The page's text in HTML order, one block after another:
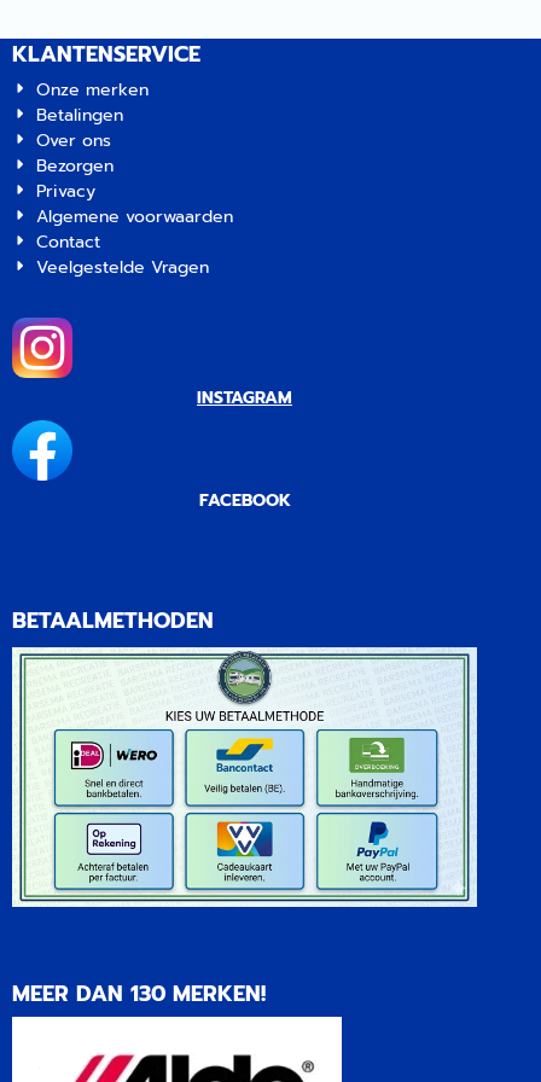
KLANTENSERVICE
Onze merken
Betalingen
Over ons
Bezorgen
Privacy
Algemene voorwaarden
Contact
Veelgestelde Vragen
INSTAGRAM
FACEBOOK
BETAALMETHODEN
MEER DAN 130 MERKEN!